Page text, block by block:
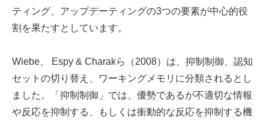
ティング、アップデーティングの3つの要素が中心的役
割を果たすとしています。
Wiebe、 Espy & Charakら（2008）は、抑制制御、認知
セットの切り替え、ワーキングメモリに分類されるとし
ました。「抑制制御」では、優勢であるが不適切な情報
や反応を抑制する、もしくは衝動的な反応を抑制する機